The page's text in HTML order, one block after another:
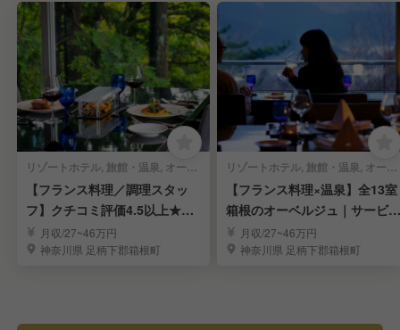
リゾートホテル, 旅館・温泉, オーベルジュ | 調理部門 | キッチンスタッフ
【フランス料理／調理スタッ
フ】クチコミ評価4.5以上★全1
3室オーベルジュ
月収/27~46万円
神奈川県 足柄下郡箱根町
リゾートホテル, 旅館・温泉, オーベルジュ | 料飲部門 | レストランサービス・ホールスタッフ
【フランス料理×温泉】全13室
箱根のオーベルジュ｜サービス
スタッフ
月収/27~46万円
神奈川県 足柄下郡箱根町